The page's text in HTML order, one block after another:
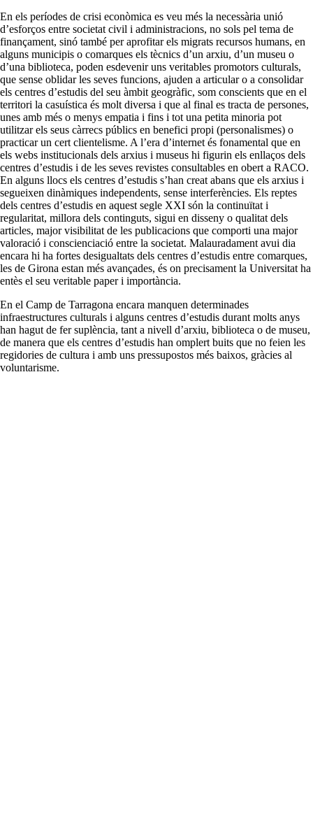
En els períodes de crisi econòmica es veu més la necessària unió
d’esforços entre societat civil i administracions, no sols pel tema de
finançament, sinó també per aprofitar els migrats recursos humans, en
alguns municipis o comarques els tècnics d’un arxiu, d’un museu o
d’una biblioteca, poden esdevenir uns veritables promotors culturals,
que sense oblidar les seves funcions, ajuden a articular o a consolidar
els centres d’estudis del seu àmbit geogràfic, som conscients que en el
territori la casuística és molt diversa i que al final es tracta de persones,
unes amb més o menys empatia i fins i tot una petita minoria pot
utilitzar els seus càrrecs públics en benefici propi (personalismes) o
practicar un cert clientelisme. A l’era d’internet és fonamental que en
els webs institucionals dels arxius i museus hi figurin els enllaços dels
centres d’estudis i de les seves revistes consultables en obert a RACO.
En alguns llocs els centres d’estudis s’han creat abans que els arxius i
segueixen dinàmiques independents, sense interferències. Els reptes
dels centres d’estudis en aquest segle XXI són la continuïtat i
regularitat, millora dels continguts, sigui en disseny o qualitat dels
articles, major visibilitat de les publicacions que comporti una major
valoració i conscienciació entre la societat. Malauradament avui dia
encara hi ha fortes desigualtats dels centres d’estudis entre comarques,
les de Girona estan més avançades, és on precisament la Universitat ha
entès el seu veritable paper i importància.
En el Camp de Tarragona encara manquen determinades
infraestructures culturals i alguns centres d’estudis durant molts anys
han hagut de fer suplència, tant a nivell d’arxiu, biblioteca o de museu,
de manera que els centres d’estudis han omplert buits que no feien les
regidories de cultura i amb uns pressupostos més baixos, gràcies al
voluntarisme.